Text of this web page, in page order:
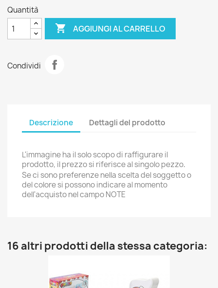
Quantità
 AGGIUNGI AL CARRELLO
Condividi
Descrizione Dettagli del prodotto
L'immagine ha il solo scopo di raffigurare il
prodotto, il prezzo si riferisce al singolo pezzo.
Se ci sono preferenze nella scelta del soggetto o
del colore si possono indicare al momento
dell'acquisto nel campo NOTE
16 altri prodotti della stessa categoria: